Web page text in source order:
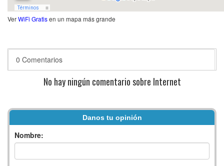
VerWiFi Gratisen un mapa más grande
0 Comentarios
No hay ningún comentario sobre Internet
Danos tu opinión
Nombre: